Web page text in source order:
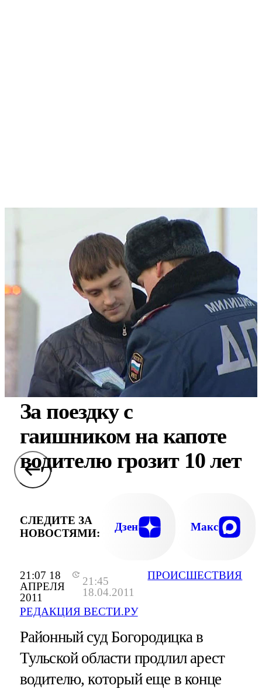
21:07 18
АПРЕЛЯ
2011
21:45
18.04.2011
РЕДАКЦИЯ ВЕСТИ.РУ
ПРОИСШЕСТВИЯ
За поездку с
гаишником на капоте
водителю грозит 10 лет
СЛЕДИТЕ ЗА
НОВОСТЯМИ:
Дзен Макс
Районный суд Богородицка в
Тульской области продлил арест
водителю, который еще в конце